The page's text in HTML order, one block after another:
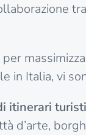
in Italia, vi
itinerari
d’arte,